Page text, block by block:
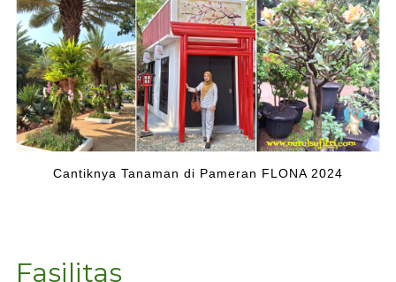
Cantiknya Tanaman di Pameran FLONA 2024
Fasilitas